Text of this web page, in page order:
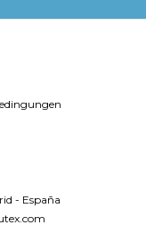
- España